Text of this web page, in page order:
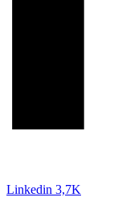
Linkedin 3,7K